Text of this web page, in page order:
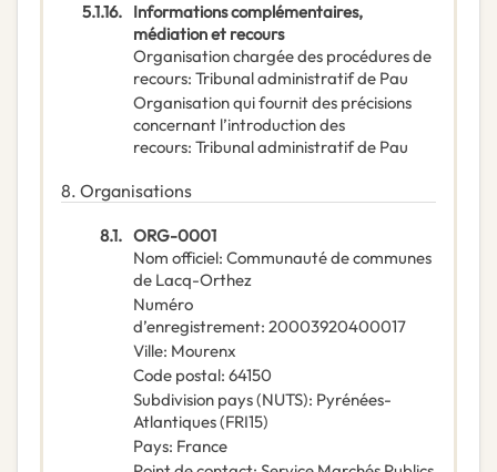
5.1.16. Informations complémentaires,
médiation et recours
Organisation chargée des procédures de
recours: Tribunal administratif de Pau
Organisation qui fournit des précisions
concernant l’introduction des
recours: Tribunal administratif de Pau
8. Organisations
8.1. ORG-0001
Nom officiel: Communauté de communes
de Lacq-Orthez
Numéro
d’enregistrement: 20003920400017
Ville: Mourenx
Code postal: 64150
Subdivision pays (NUTS): Pyrénées-
Atlantiques(FRI15)
Pays: France